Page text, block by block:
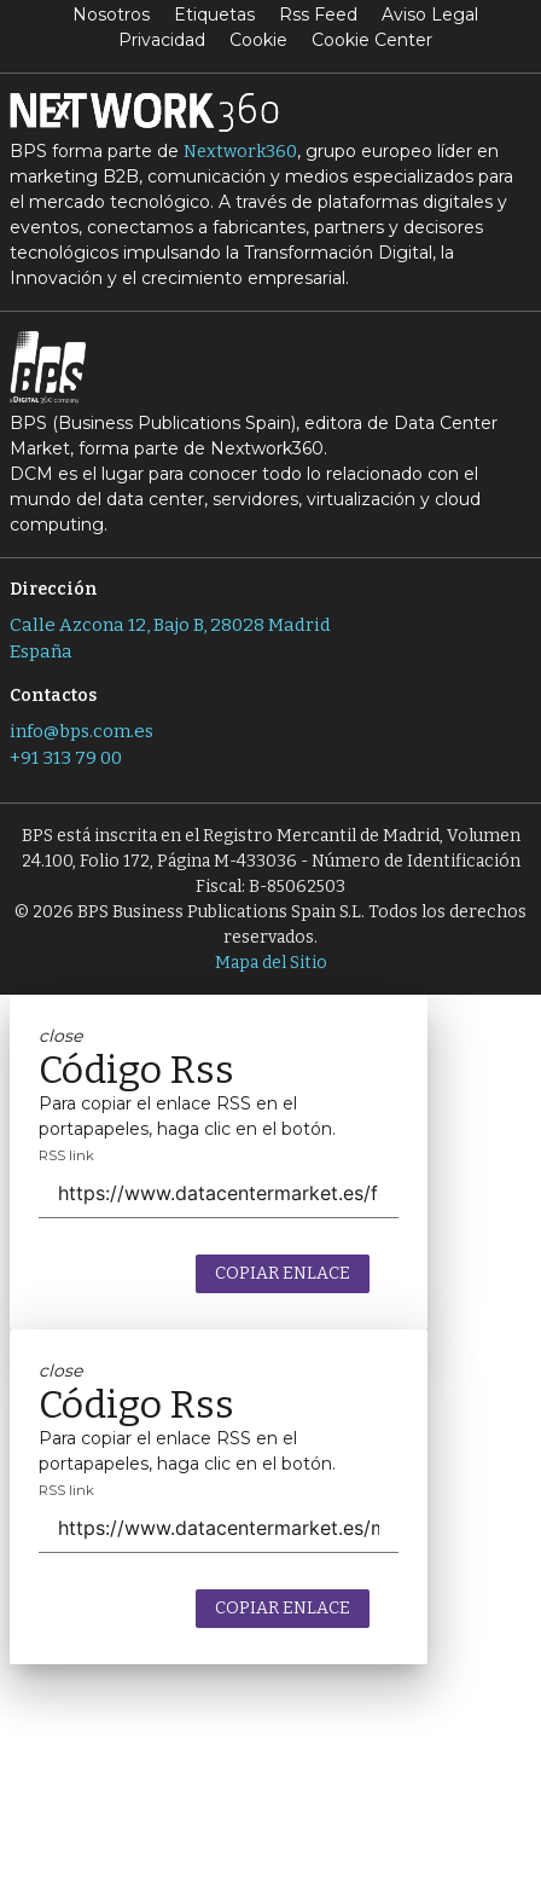
Nosotros Etiquetas Rss Feed
Aviso Legal
Privacidad
Cookie Cookie Center
BPS forma parte de Nextwork360, grupo europeo líder en
marketing B2B, comunicación y medios especializados para
el mercado tecnológico. A través de plataformas digitales y
eventos, conectamos a fabricantes, partners y decisores
tecnológicos impulsando la Transformación Digital, la
Innovación y el crecimiento empresarial.
BPS (Business Publications Spain), editora de Data Center
Market, forma parte de Nextwork360.
DCM es el lugar para conocer todo lo relacionado con el
mundo del data center, servidores, virtualización y cloud
computing.
Dirección
Calle Azcona 12, Bajo B, 28028 Madrid
España
Contactos
info@bps.com.es
+91 313 79 00
BPS está inscrita en el Registro Mercantil de Madrid, Volumen
24.100, Folio 172, Página M-433036 - Número de Identificación
Fiscal: B-85062503
© 2026 BPS Business Publications Spain S.L. Todos los derechos
reservados.
Mapa del Sitio
close
Código Rss
Para copiar el enlace RSS en el
portapapeles, haga clic en el botón.
RSS link
COPIAR ENLACE
close
Código Rss
Para copiar el enlace RSS en el
portapapeles, haga clic en el botón.
RSS link
COPIAR ENLACE